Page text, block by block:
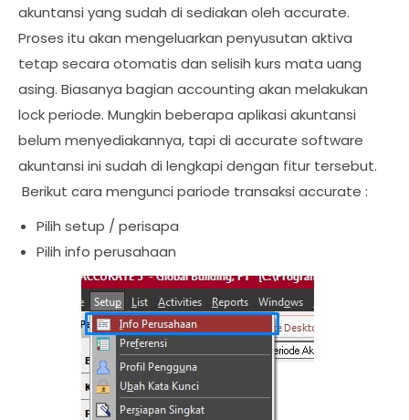
akuntansi yang sudah di sediakan oleh accurate.
Proses itu akan mengeluarkan penyusutan aktiva
tetap secara otomatis dan selisih kurs mata uang
asing. Biasanya bagian accounting akan melakukan
lock periode. Mungkin beberapa aplikasi akuntansi
belum menyediakannya, tapi di accurate software
akuntansi ini sudah di lengkapi dengan fitur tersebut.
Berikut cara mengunci pariode transaksi accurate :
Pilih setup / perisapa
Pilih info perusahaan